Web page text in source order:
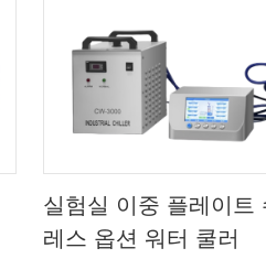
실험실 이중 플레이트
레스 옵션 워터 쿨러